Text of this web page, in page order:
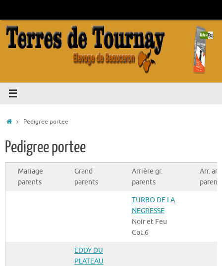
contenu
AccueilPedigree portee
Pedigree portee
Mariage
parents
Grand
parents
Arrière gr.
parents
Arr.
TURBO DE LA
NEGRESSE
Noir et Feu
Cot.6
EDDY DU
PLATEAU